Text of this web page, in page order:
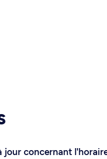
jour concernant